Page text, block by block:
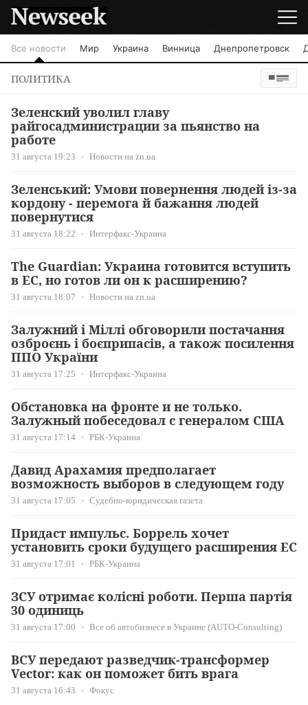
Все новости Мир Украина Винница Днепропетровск
ПОЛИТИКА
Зеленский уволил главу
райгосадминистрации за пьянство на
работе
31 августа 19:23 Новости на zn.ua
Зеленський: Умови повернення людей із-за
кордону - перемога й бажання людей
повернутися
31 августа 18:22 Интерфакс-Украина
The Guardian: Украина готовится вступить
в ЕС, но готов ли он к расширению?
31 августа 18:07 Новости на zn.ua
Залужний і Міллі обговорили постачання
озброєнь і боєприпасів, а також посилення
ППО України
31 августа 17:25 Интерфакс-Украина
Обстановка на фронте и не только.
Залужный побеседовал с генералом США
31 августа 17:14 РБК-Украина
Давид Арахамия предполагает
возможность выборов в следующем году
31 августа 17:05 Судебно-юридическая газета
Придаст импульс. Боррель хочет
установить сроки будущего расширения ЕС
31 августа 17:01 РБК-Украина
ЗСУ отримає колісні роботи. Перша партія
30 одиниць
31 августа 17:00 Все об автобизнесе в Украине (AUTO-Consulting)
ВСУ передают разведчик-трансформер
Vector: как он поможет бить врага
31 августа 16:43 Фокус